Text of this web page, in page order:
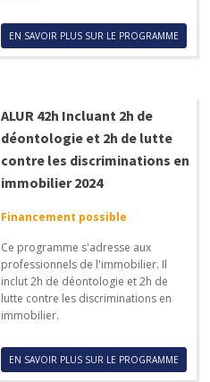
EN SAVOIR PLUS SUR LE PROGRAMME
ALUR 42h Incluant 2h de
déontologie et 2h de lutte
contre les discriminations en
immobilier 2024
Financement possible
Ce programme s'adresse aux
professionnels de l'immobilier. Il
inclut 2h de déontologie et 2h de
lutte contre les discriminations en
immobilier.
EN SAVOIR PLUS SUR LE PROGRAMME